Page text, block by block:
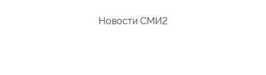
общественное мнение. Нельзя питать никаких иллюзий по
Новости СМИ2